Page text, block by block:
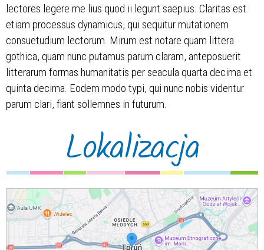
Organizator
lectores legere me lius quod ii legunt saepius. Claritas est
etiam processus dynamicus, qui sequitur mutationem
consuetudium lectorum. Mirum est notare quam littera
gothica, quam nunc putamus parum claram, anteposuerit
litterarum formas humanitatis per seacula quarta decima et
quinta decima. Eodem modo typi, qui nunc nobis videntur
parum clari, fiant sollemnes in futurum.
Lokalizacja